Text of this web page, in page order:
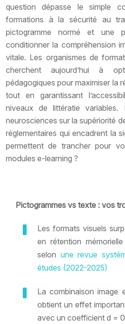
question dépasse le simple
formations à la sécurité au
pictogramme normé et une
conditionner la compréhension
vitale. Les organismes de
cherchent aujourd’hui à
pédagogiques pour maximiser la
tout en garantissant
niveaux de littératie variables.
neurosciences sur la supériorité
réglementaires qui encadrent la
permettent de trancher pour
modules e-learning ?
Pictogrammes vs texte : vos
Les formats visuels
en rétention
selon une revue
études (2022-2025)
La combinaison image
obtient un effet
avec un coefficient d =